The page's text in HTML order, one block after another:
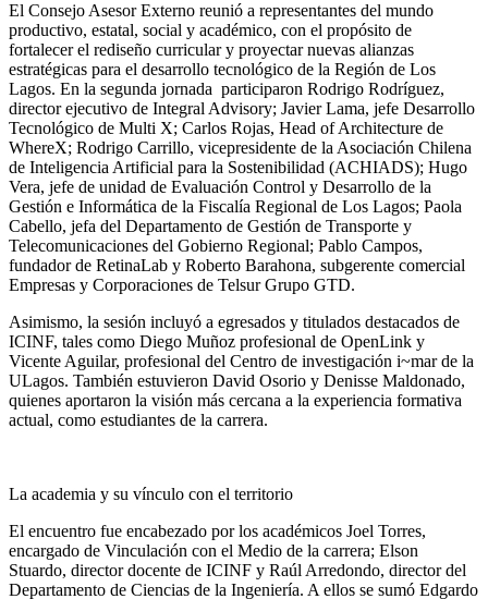
El Consejo Asesor Externo reunió a representantes del mundo
productivo, estatal, social y académico, con el propósito de
fortalecer el rediseño curricular y proyectar nuevas alianzas
estratégicas para el desarrollo tecnológico de la Región de Los
Lagos. En la segunda jornada participaron Rodrigo Rodríguez,
director ejecutivo de Integral Advisory; Javier Lama, jefe Desarrollo
Tecnológico de Multi X; Carlos Rojas, Head of Architecture de
WhereX; Rodrigo Carrillo, vicepresidente de la Asociación Chilena
de Inteligencia Artificial para la Sostenibilidad (ACHIADS); Hugo
Vera, jefe de unidad de Evaluación Control y Desarrollo de la
Gestión e Informática de la Fiscalía Regional de Los Lagos; Paola
Cabello, jefa del Departamento de Gestión de Transporte y
Telecomunicaciones del Gobierno Regional; Pablo Campos,
fundador de RetinaLab y Roberto Barahona, subgerente comercial
Empresas y Corporaciones de Telsur Grupo GTD.
Asimismo, la sesión incluyó a egresados y titulados destacados de
ICINF, tales como Diego Muñoz profesional de OpenLink y
Vicente Aguilar, profesional del Centro de investigación i~mar de la
ULagos. También estuvieron David Osorio y Denisse Maldonado,
quienes aportaron la visión más cercana a la experiencia formativa
actual, como estudiantes de la carrera.
La academia y su vínculo con el territorio
El encuentro fue encabezado por los académicos Joel Torres,
encargado de Vinculación con el Medio de la carrera; Elson
Stuardo, director docente de ICINF y Raúl Arredondo, director del
Departamento de Ciencias de la Ingeniería. A ellos se sumó Edgardo